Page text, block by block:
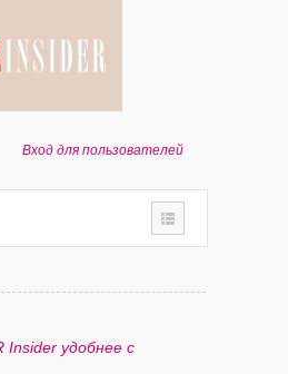
Вход для пользователей
Insider удобнее с